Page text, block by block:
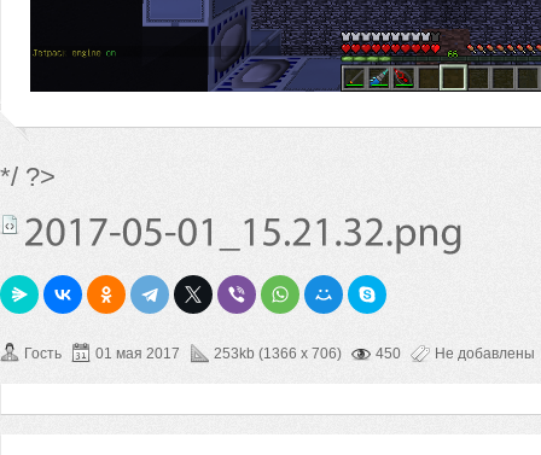
*/ ?>
Гость 01 мая 2017 253kb (1366 x 706) 450 Не добавлены